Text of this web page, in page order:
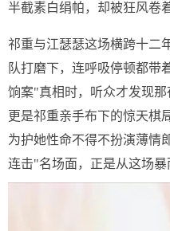
半截素白绢帕，却被狂风卷
祁重与江瑟瑟这场横跨十二
队打磨下，连呼吸停顿都带
饷案"真相时，听众才发现那
更是祁重亲手布下的惊天
为护她性命不得不扮演薄情
连击"名场面，正是从这场暴